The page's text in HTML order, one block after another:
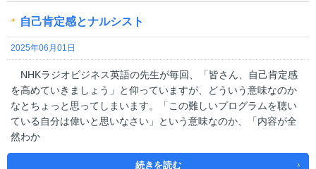
自己肯定感とナルシスト
2025年06月01日
NHKラジオビジネス英語の先生が毎回、「皆さん、自己肯定感
を高めていきましょう」と仰っていますが、どういう意味なのか
なとちょっと思ってしまいます。「この難しいプログラムを聴い
ている自分は偉いと思いなさい」という意味なのか、「内容が全
然わか
続きを読む